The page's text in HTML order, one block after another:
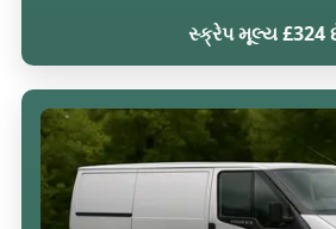
સ્ક્રેપ મૂલ્ય £324